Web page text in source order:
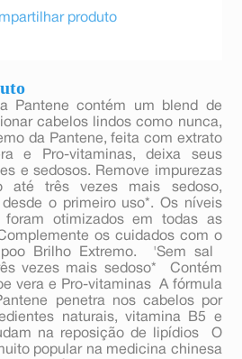
Pantene contém um blend de
cabelos lindos como nunca,
da Pantene, feita com extrato
e Pro-vitaminas, deixa seus
e sedosos. Remove impurezas
até três vezes mais sedoso,
o primeiro uso*. Os níveis
foram otimizados em todas as
os cuidados com o
Brilho Extremo.  'Sem sal 
vezes mais sedoso*  Contém
vera e Pro-vitaminas  A fórmula
penetra nos cabelos por
naturais, vitamina B5 e
na reposição de lipídios  O
popular na medicina chinesa
produto